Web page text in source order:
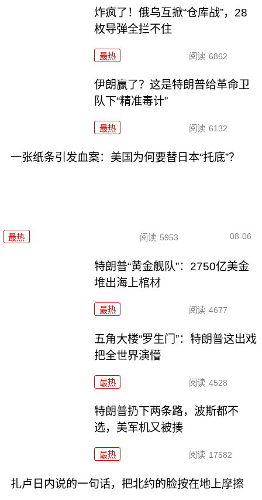
炸疯了！俄乌互掀“仓库战”，28
枚导弹全拦不住
最热 阅读 6862
伊朗赢了？这是特朗普给革命卫
队下“精准毒计”
最热 阅读 6132
一张纸条引发血案：美国为何要替日本“托底”？
最热 阅读 5953 08-06
特朗普“黄金舰队”：2750亿美金
堆出海上棺材
最热 阅读 4677
五角大楼“罗生门”：特朗普这出戏
把全世界演懵
最热 阅读 4528
特朗普扔下两条路，波斯都不
选，美军机又被揍
最热 阅读 17582
扎卢日内说的一句话，把北约的脸按在地上摩擦